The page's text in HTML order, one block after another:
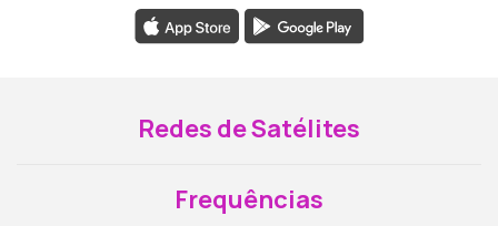
Redes de Satélites
Frequências